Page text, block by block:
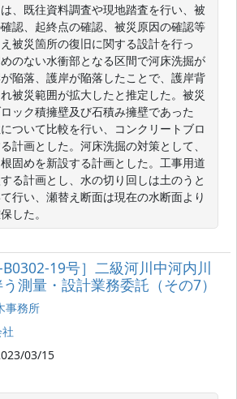
、既往資料調査や現地踏査を行い、被
認、起終点の確認、被災原因の確認等
被災箇所の復旧に関する設計を行っ
のない水衝部となる区間で河床洗掘が
陥落、護岸が陥落したことで、護岸背
被災範囲が拡大したと推定した。被災
ック積擁壁及び石積み擁壁であった
ついて比較を行い、コンクリートブロ
計画とした。河床洗掘の対策として、
固めを新設する計画とした。工事用道
る計画とし、水の切り回しは土のうと
行い、瀬替え断面は現在の水断面より
した。
19号］二級河川中河内川
測量・設計業務委託（その7）
事務所
03/15